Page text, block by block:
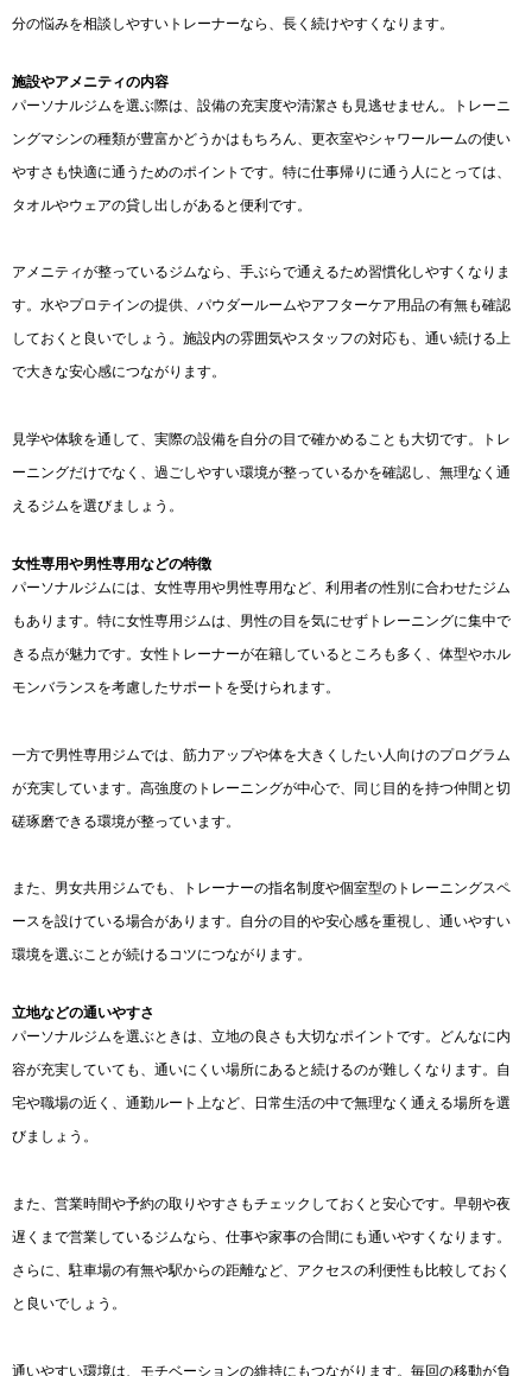
分の悩みを相談しやすいトレーナーなら、長く続けやすくなります。
施設やアメニティの内容
パーソナルジムを選ぶ際は、設備の充実度や清潔さも見逃せません。トレーニ
ングマシンの種類が豊富かどうかはもちろん、更衣室やシャワールームの使い
やすさも快適に通うためのポイントです。特に仕事帰りに通う人にとっては、
タオルやウェアの貸し出しがあると便利です。
アメニティが整っているジムなら、手ぶらで通えるため習慣化しやすくなりま
す。水やプロテインの提供、パウダールームやアフターケア用品の有無も確認
しておくと良いでしょう。施設内の雰囲気やスタッフの対応も、通い続ける上
で大きな安心感につながります。
見学や体験を通して、実際の設備を自分の目で確かめることも大切です。トレ
ーニングだけでなく、過ごしやすい環境が整っているかを確認し、無理なく通
えるジムを選びましょう。
女性専用や男性専用などの特徴
パーソナルジムには、女性専用や男性専用など、利用者の性別に合わせたジム
もあります。特に女性専用ジムは、男性の目を気にせずトレーニングに集中で
きる点が魅力です。女性トレーナーが在籍しているところも多く、体型やホル
モンバランスを考慮したサポートを受けられます。
一方で男性専用ジムでは、筋力アップや体を大きくしたい人向けのプログラム
が充実しています。高強度のトレーニングが中心で、同じ目的を持つ仲間と切
磋琢磨できる環境が整っています。
また、男女共用ジムでも、トレーナーの指名制度や個室型のトレーニングスペ
ースを設けている場合があります。自分の目的や安心感を重視し、通いやすい
環境を選ぶことが続けるコツにつながります。
立地などの通いやすさ
パーソナルジムを選ぶときは、立地の良さも大切なポイントです。どんなに内
容が充実していても、通いにくい場所にあると続けるのが難しくなります。自
宅や職場の近く、通勤ルート上など、日常生活の中で無理なく通える場所を選
びましょう。
また、営業時間や予約の取りやすさもチェックしておくと安心です。早朝や夜
遅くまで営業しているジムなら、仕事や家事の合間にも通いやすくなります。
さらに、駐車場の有無や駅からの距離など、アクセスの利便性も比較しておく
と良いでしょう。
通いやすい環境は、モチベーションの維持にもつながります。毎回の移動が負